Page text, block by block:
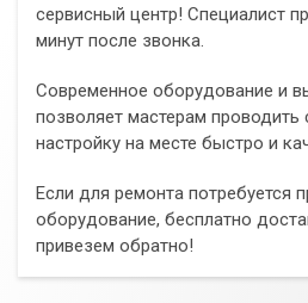
сервисный центр! Специалист
минут после звонка.
Современное оборудование и
позволяет мастерам
настройку на месте быстро и
Если для ремонта потребуется
оборудование, бесплатно
привезем обратно!